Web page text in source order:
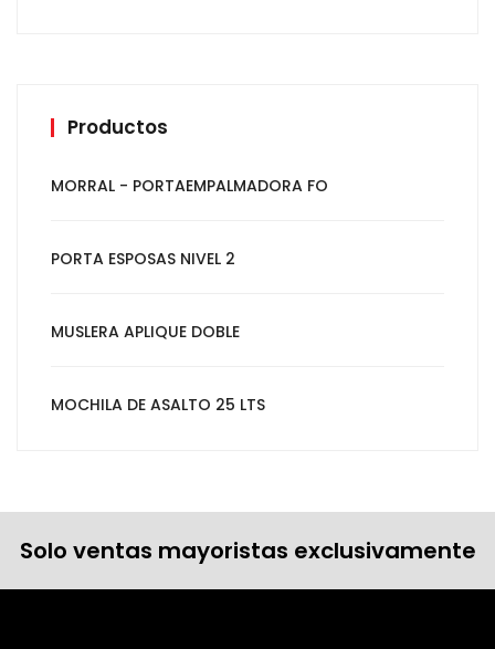
Productos
MORRAL - PORTAEMPALMADORA FO
PORTA ESPOSAS NIVEL 2
MUSLERA APLIQUE DOBLE
MOCHILA DE ASALTO 25 LTS
Solo ventas mayoristas exclusivamente